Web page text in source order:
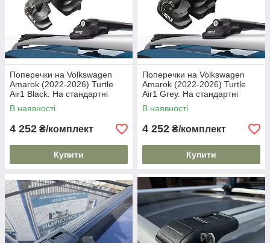
Поперечки на Volkswagen
Amarok (2022-2026) Turtle
Air1 Black. На стандартні
рейлінги. Замок на ключах.
Чорні
В наявності
4 252 ₴/комплект
Купити
Поперечки на Volkswagen
Amarok (2022-2026) Turtle
Air1 Grey. На стандартні
рейлінги. Замок на ключах.
Сірі
В наявності
4 252 ₴/комплект
Купити